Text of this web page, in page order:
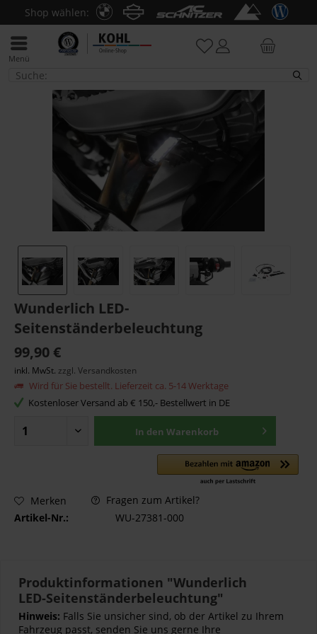
Shop wählen:
Menü
R 1200 R LC
Wunderlich LED-
Seitenständerbeleuchtung
99,90 €
inkl. MwSt. zzgl. Versandkosten
Wird für Sie bestellt. Lieferzeit ca. 5-14 Werktage
Kostenloser Versand ab € 150,- Bestellwert in DE
In den Warenkorb
Merken
Fragen zum Artikel?
Artikel-Nr.:
WU-27381-000
Produktinformationen "Wunderlich
LED-Seitenständerbeleuchtung"
Hinweis: Falls Sie unsicher sind, ob der Artikel zu Ihrem
Fahrzeug passt, senden Sie uns gerne Ihre